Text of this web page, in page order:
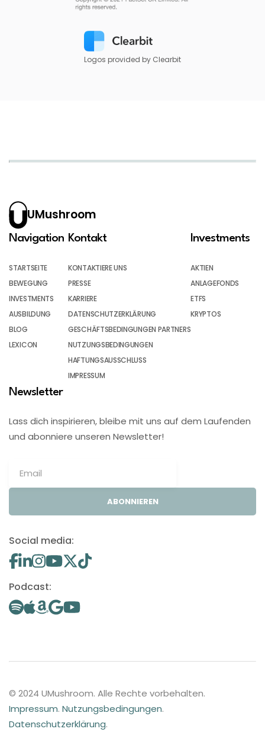
Logos provided by Clearbit
UMushroom
Navigation
STARTSEITE
BEWEGUNG
INVESTMENTS
AUSBILDUNG
BLOG
LEXICON
Kontakt
KONTAKTIERE UNS
PRESSE
KARRIERE
DATENSCHUTZERKLÄRUNG
GESCHÄFTSBEDINGUNGEN PARTNERS
NUTZUNGSBEDINGUNGEN
HAFTUNGSAUSSCHLUSS
IMPRESSUM
Investments
AKTIEN
ANLAGEFONDS
ETFS
KRYPTOS
Newsletter
Lass dich inspirieren, bleibe mit uns auf dem Laufenden
und abonniere unseren Newsletter!
ABONNIEREN
Social media:
Podcast:
© 2024 UMushroom. Alle Rechte vorbehalten.
Impressum. Nutzungsbedingungen.
Datenschutzerklärung.